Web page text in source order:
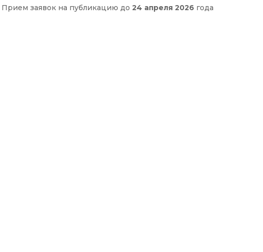
Прием заявок на публикацию до 24 апреля 2026 года